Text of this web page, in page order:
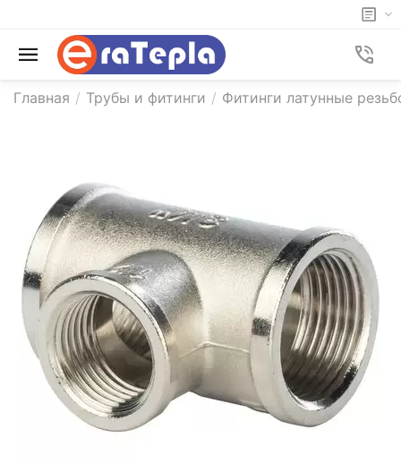
Главная / Трубы и фитинги / Фитинги латунные